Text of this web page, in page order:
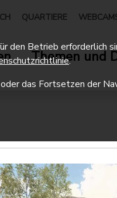
QUARTIERE
Themen und
Betrieb erforderlich
.
das Fortsetzen der